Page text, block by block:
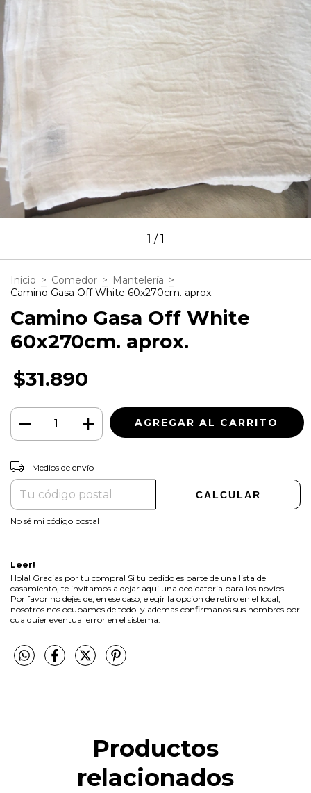
1 /1
Inicio > Comedor > Mantelería >
Camino Gasa Off White 60x270cm. aprox.
Camino Gasa Off White
60x270cm. aprox.
$31.890
Entregas para el CP:
Medios de envío
CALCULAR
No sé mi código postal
Leer!
Hola! Gracias por tu compra! Si tu pedido es parte de una lista de
casamiento, te invitamos a dejar aqui una dedicatoria para los novios!
Por favor no dejes de, en ese caso, elegir la opcion de retiro en el local,
nosotros nos ocupamos de todo! y ademas confirmanos sus nombres por
cualquier eventual error en el sistema.
Productos
relacionados